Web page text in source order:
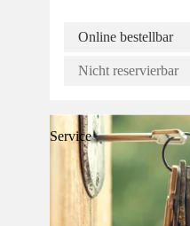
Online bestellbar
Nicht reservierbar
Service